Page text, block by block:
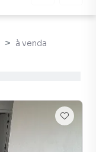
à venda